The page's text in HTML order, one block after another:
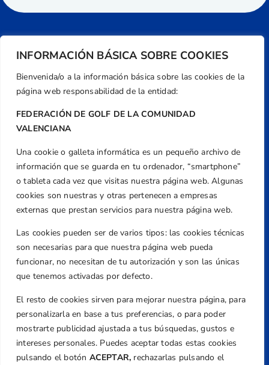
INFORMACIÓN BÁSICA SOBRE COOKIES
Bienvenida/o a la información básica sobre las cookies de la
página web responsabilidad de la entidad:
FEDERACIÓN DE GOLF DE LA COMUNIDAD
VALENCIANA
Una cookie o galleta informática es un pequeño archivo de
información que se guarda en tu ordenador, “smartphone”
o tableta cada vez que visitas nuestra página web. Algunas
cookies son nuestras y otras pertenecen a empresas
externas que prestan servicios para nuestra página web.
Las cookies pueden ser de varios tipos: las cookies técnicas
son necesarias para que nuestra página web pueda
funcionar, no necesitan de tu autorización y son las únicas
que tenemos activadas por defecto.
El resto de cookies sirven para mejorar nuestra página, para
personalizarla en base a tus preferencias, o para poder
mostrarte publicidad ajustada a tus búsquedas, gustos e
intereses personales. Puedes aceptar todas estas cookies
pulsando el botón ACEPTAR, rechazarlas pulsando el
Dirección
Centre de L´Esport, Carrer d'Isaac Peral i
Caballero, Nº 5, Despachos 2 y 3, 46980,
Valencia
+34 961 367 799
Email
federacion@golfcv.com
Aviso Legal
Política de Privacidad
Transparencia
Normativa